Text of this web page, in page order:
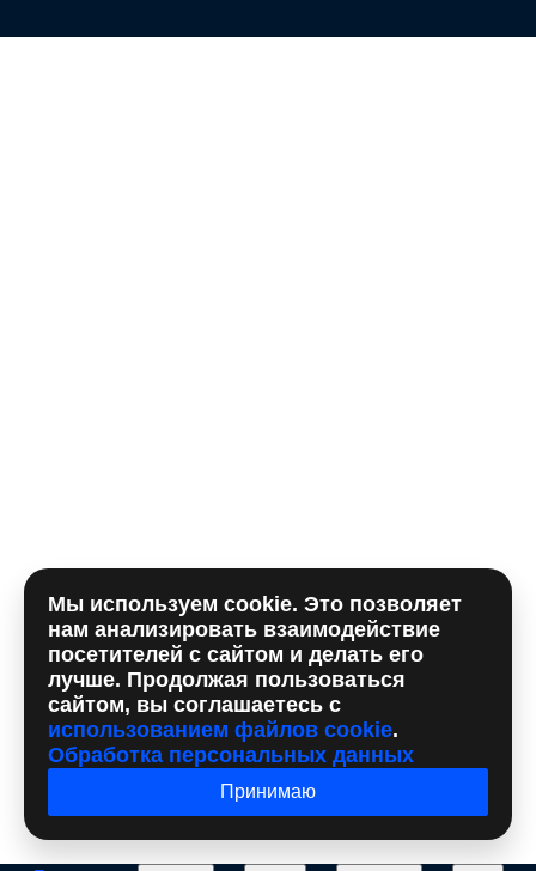
Отправляя форму, вы принимаете политику
использования сookieи даете согласие наобработку
персональных данный
Мы используем cookie. Это позволяет
нам анализировать взаимодействие
посетителей с сайтом и делать его
лучше. Продолжая пользоваться
сайтом, вы соглашаетесь с
использованием файлов cookie.
Обработка персональных данных
Принимаю